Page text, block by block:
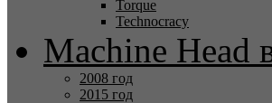
Torque
Technocracy
Machine Head
2008 год
2015 год